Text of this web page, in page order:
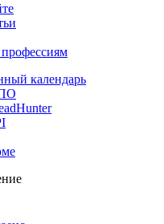
календарь